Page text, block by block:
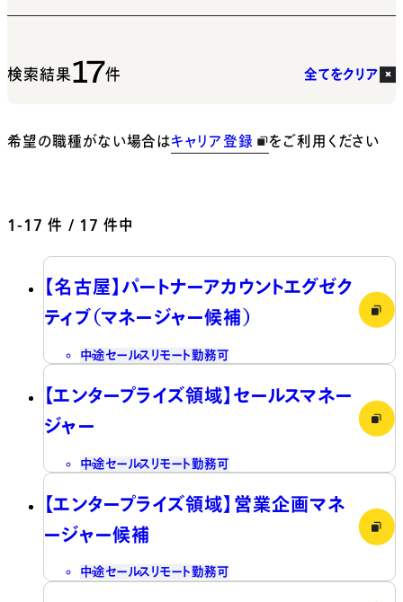
検索結果17件 全てをクリア
希望の職種がない場合はキャリア登録 をご利用ください
1-17 件 / 17 件中
【名古屋】パートナーアカウントエグゼク
ティブ（マネージャー候補）
中途セールス リモート勤務可
【エンタープライズ領域】セールスマネー
ジャー
中途セールス リモート勤務可
【エンタープライズ領域】営業企画マネ
ージャー候補
中途セールス リモート勤務可